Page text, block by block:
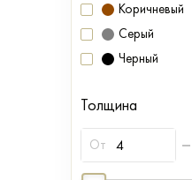
Коричневый
Серый
Черный
Толщина
От